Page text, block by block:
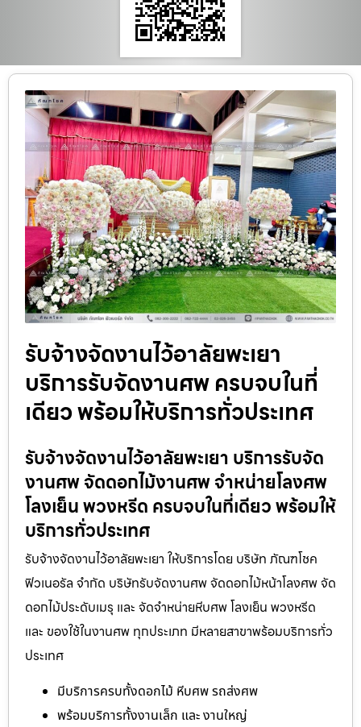
รับจ้างจัดงานไว้อาลัยพะเยา
บริการรับจัดงานศพ ครบจบในที่
เดียว พร้อมให้บริการทั่วประเทศ
รับจ้างจัดงานไว้อาลัยพะเยา บริการรับจัด
งานศพ จัดดอกไม้งานศพ จำหน่ายโลงศพ
โลงเย็น พวงหรีด ครบจบในที่เดียว พร้อมให้
บริการทั่วประเทศ
รับจ้างจัดงานไว้อาลัยพะเยา ให้บริการโดย บริษัท ภัณฑโชค
ฟิวเนอรัล จำกัด บริษัทรับจัดงานศพ จัดดอกไม้หน้าโลงศพ จัด
ดอกไม้ประดับเมรุ และ จัดจำหน่ายหีบศพ โลงเย็น พวงหรีด
และ ของใช้ในงานศพ ทุกประเภท มีหลายสาขาพร้อมบริการทั่ว
ประเทศ
มีบริการครบทั้งดอกไม้ หีบศพ รถส่งศพ
พร้อมบริการทั้งงานเล็ก และ งานใหญ่